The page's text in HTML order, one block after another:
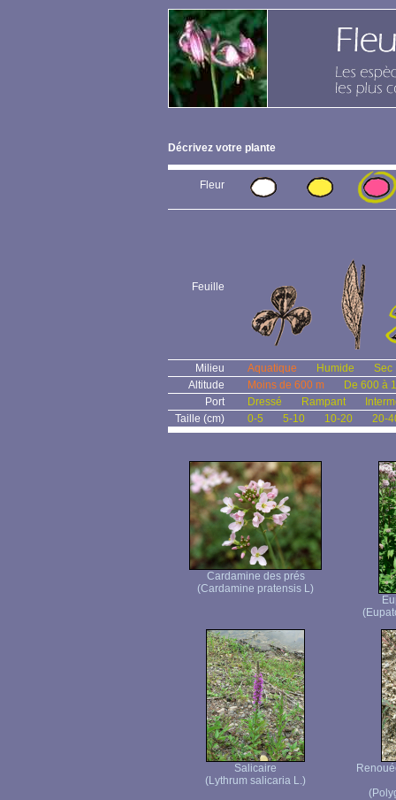
Décrivez votre plante
Fleur
Feuille
Milieu Aquatique Humide
Sec
Altitude
Moins de 600 m
De 600 à
Port
Dressé Rampant
Taille (cm)
0-5 5-10 10-20 20-
Cardamine des prés
(Cardamine pratensis L)
Salicaire
(Lythrum salicaria L.)